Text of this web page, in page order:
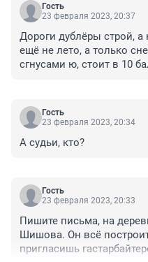
Гость
23 февраля 2023, 20:37
Дороги дублёры строй,
ещё не лето, а только
сгнусами ю, стоит в 10
Гость
23 февраля 2023, 20:34
А судьи, кто?
Гость
23 февраля 2023, 20:33
Пишите письма, на
Шишова. Он всё
пригласишь